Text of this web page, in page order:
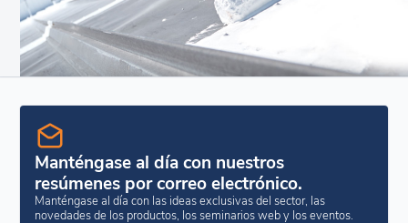
Manténgase al día con nuestros
resúmenes por correo electrónico.
Manténgase al día con las ideas exclusivas del sector, las
novedades de los productos, los seminarios web y los eventos.